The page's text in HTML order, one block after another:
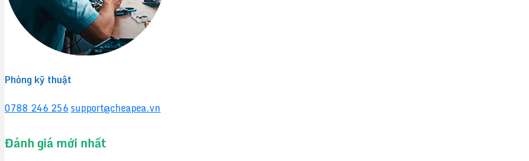
Phòng kỹ thuật
0788 246 256support@cheapea.vn
Đánh giá mới nhất